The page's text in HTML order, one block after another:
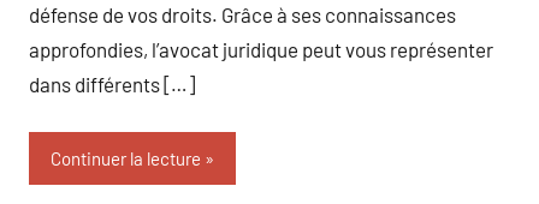
défense de vos droits. Grâce à ses connaissances
approfondies, l’avocat juridique peut vous représenter
dans différents […]
Continuer la lecture